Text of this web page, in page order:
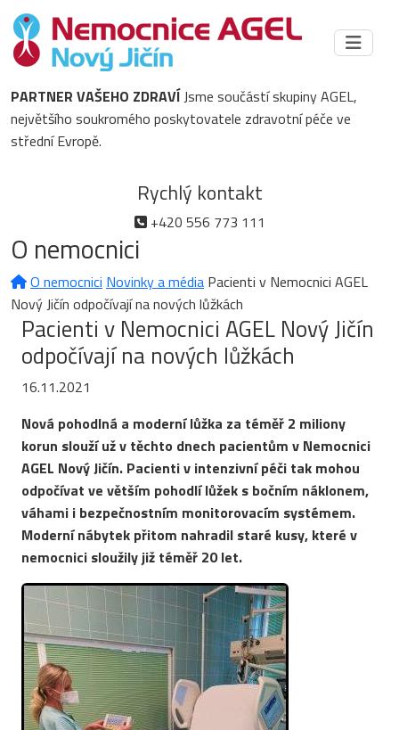
PARTNER VAŠEHO ZDRAVÍJsme součástí skupiny AGEL,
největšího soukromého poskytovatele zdravotní péče ve
střední Evropě.
Rychlý kontakt
+420 556 773 111
O nemocnici
O nemocnici Novinky a média Pacienti v Nemocnici AGEL
Nový Jičín odpočívají na nových lůžkách
Pacienti v Nemocnici AGEL Nový Jičín
odpočívají na nových lůžkách
16.11.2021
Nová pohodlná a moderní lůžka za téměř 2 miliony
korun slouží už v těchto dnech pacientům v Nemocnici
AGEL Nový Jičín. Pacienti v intenzivní péči tak mohou
odpočívat ve větším pohodlí lůžek s bočním náklonem,
váhami i bezpečnostním monitorovacím systémem.
Moderní nábytek přitom nahradil staré kusy, které v
nemocnici sloužily již téměř 20 let.